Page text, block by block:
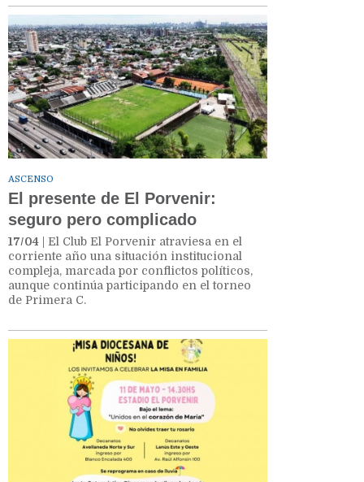
ASCENSO
El presente de El Porvenir:
seguro pero complicado
17/04 | El Club El Porvenir atraviesa en el
corriente año una situación institucional
compleja, marcada por conflictos políticos,
aunque continúa participando en el torneo
de Primera C.​